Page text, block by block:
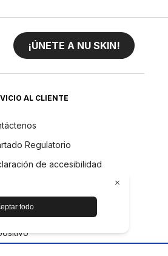
¡ÚNETE A NU SKIN!
AL CLIENTE
Regulatorio
de accesibilidad
de Reembolso
y mantenimiento del